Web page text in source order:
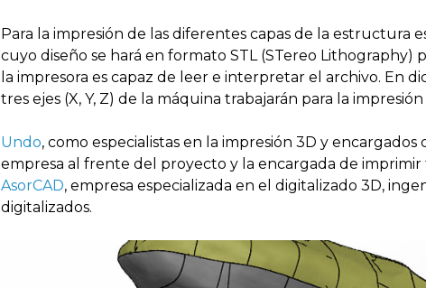
Para la impresión de las diferentes capas de la estructura
cuyo diseño se hará en formato STL (STereo
la impresora es capaz de leer e interpretar el archivo. En
tres ejes (X, Y, Z) de la máquina trabajarán para la
Undo, como especialistas en la impresión 3D y
empresa al frente del proyecto y la encargada de imprimir
AsorCAD, empresa especializada en el digitalizado 3D,
digitalizados.